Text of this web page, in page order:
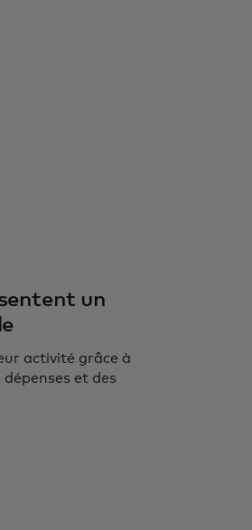
un
activité grâce à
dépenses et des